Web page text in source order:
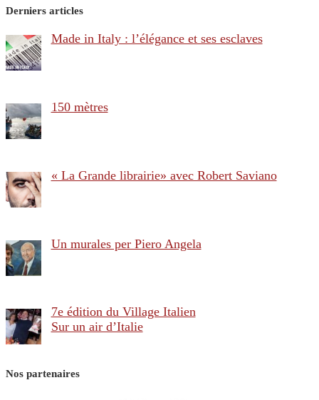
Derniers articles
Made in Italy : l’élégance et ses esclaves
150 mètres
« La Grande librairie» avec Robert Saviano
Un murales per Piero Angela
7e édition du Village Italien
Sur un air d’Italie
Nos partenaires